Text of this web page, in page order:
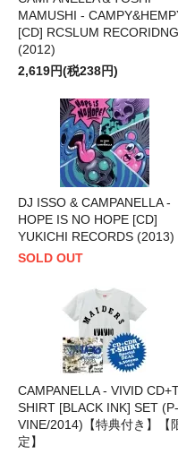
MAMUSHI -
[CD] RCSLUM
(2012)
2,619円(税238円)
DJ ISSO & CAMPANELLA -
HOPE IS NO HOPE [CD]
YUKICHI RECORDS (2013)
SOLD OUT
CAMPANELLA - VIVID
SHIRT [BLACK INK] SET (P-
VINE/2014)【特典付き】【
定】